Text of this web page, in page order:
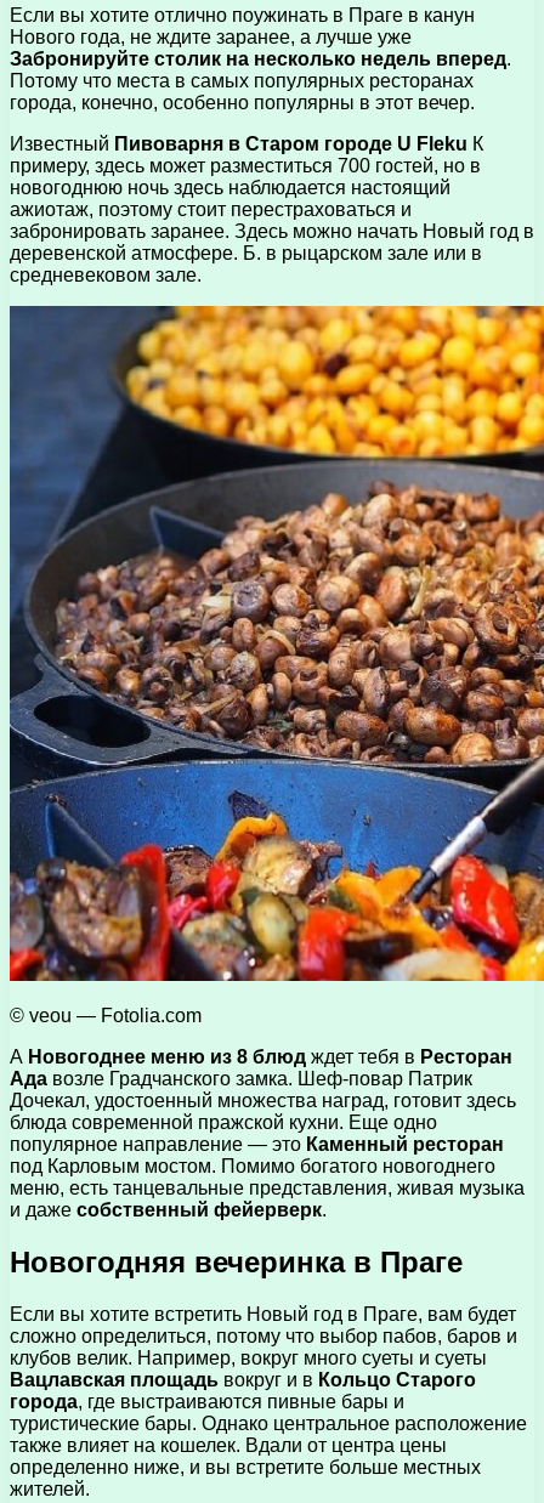
Если вы хотите отлично поужинать в Праге в канун
Нового года, не ждите заранее, а лучше уже
Забронируйте столик на несколько недель вперед.
Потому что места в самых популярных ресторанах
города, конечно, особенно популярны в этот вечер.
Известный Пивоварня в Старом городе U Fleku К
примеру, здесь может разместиться 700 гостей, но в
новогоднюю ночь здесь наблюдается настоящий
ажиотаж, поэтому стоит перестраховаться и
забронировать заранее. Здесь можно начать Новый год в
деревенской атмосфере. Б. в рыцарском зале или в
средневековом зале.
© veou — Fotolia.com
А Новогоднее меню из 8 блюд ждет тебя в Ресторан
Ада возле Градчанского замка. Шеф-повар Патрик
Дочекал, удостоенный множества наград, готовит здесь
блюда современной пражской кухни. Еще одно
популярное направление — это Каменный ресторан
под Карловым мостом. Помимо богатого новогоднего
меню, есть танцевальные представления, живая музыка
и даже собственный фейерверк.
Новогодняя вечеринка в Праге
Если вы хотите встретить Новый год в Праге, вам будет
сложно определиться, потому что выбор пабов, баров и
клубов велик. Например, вокруг много суеты и суеты
Вацлавская площадь вокруг и в Кольцо Старого
города, где выстраиваются пивные бары и
туристические бары. Однако центральное расположение
также влияет на кошелек. Вдали от центра цены
определенно ниже, и вы встретите больше местных
жителей.